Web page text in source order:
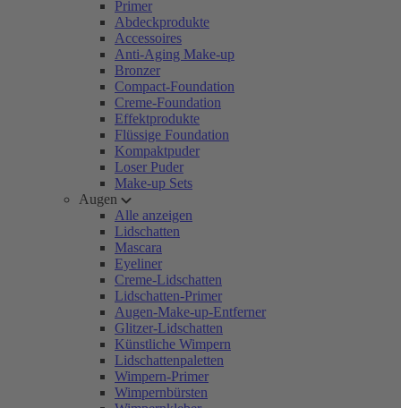
Primer
Abdeckprodukte
Accessoires
Anti-Aging Make-up
Bronzer
Compact-Foundation
Creme-Foundation
Effektprodukte
Flüssige Foundation
Kompaktpuder
Loser Puder
Make-up Sets
Augen
Alle anzeigen
Lidschatten
Mascara
Eyeliner
Creme-Lidschatten
Lidschatten-Primer
Augen-Make-up-Entferner
Glitzer-Lidschatten
Künstliche Wimpern
Lidschattenpaletten
Wimpern-Primer
Wimpernbürsten